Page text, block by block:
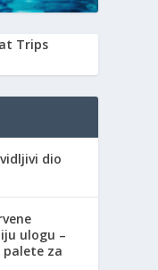
Trips
dio
ulogu –
palete za